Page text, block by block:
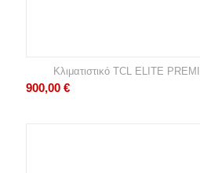
Κλιματιστικό TCL ELITE
900,00 €